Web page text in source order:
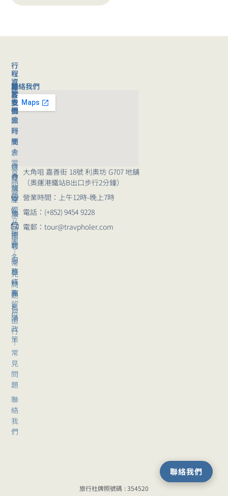
聯絡我們
聯絡我們
大角咀 嘉善街 18號 利奧坊 G707 地舖
（奧運港鐵站B出口步行2分鐘）
營業時間：上午12時-晚上7時
電話：(+852) 9454 9228
電郵：tour@travpholer.com
行
程
資
訊
旅
行
團
時
間
表
旅
行
講
座
旅
行
團
報
名
旅
行
團
留
位
旅
客
支
援
旅
行
團
｜
常
見
問
題
獨
立
組
團
｜
常
見
問
題
自
由
行
｜
常
見
問
題
聯
絡
我
們
關
於
我
們
公
司
簡
介
媒
體
報
導
崗
位
招
聘
服
務
條
款
私
隱
政
策
旅行社牌照號碼 : 354520